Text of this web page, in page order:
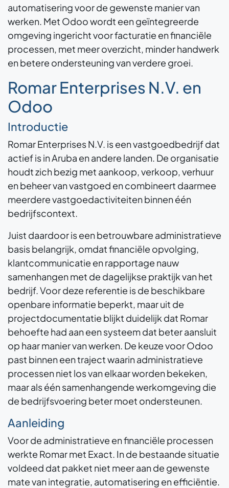
automatisering voor de gewenste manier van
werken. Met Odoo wordt een geïntegreerde
omgeving ingericht voor facturatie en financiële
processen, met meer overzicht, minder handwerk
en betere ondersteuning van verdere groei.
Romar Enterprises N.V. en
Odoo
Introductie
Romar Enterprises N.V. is een vastgoedbedrijf dat
actief is in Aruba en andere landen. De organisatie
houdt zich bezig met aankoop, verkoop, verhuur
en beheer van vastgoed en combineert daarmee
meerdere vastgoedactiviteiten binnen één
bedrijfscontext.
Juist daardoor is een betrouwbare administratieve
basis belangrijk, omdat financiële opvolging,
klantcommunicatie en rapportage nauw
samenhangen met de dagelijkse praktijk van het
bedrijf. Voor deze referentie is de beschikbare
openbare informatie beperkt, maar uit de
projectdocumentatie blijkt duidelijk dat Romar
behoefte had aan een systeem dat beter aansluit
op haar manier van werken. De keuze voor Odoo
past binnen een traject waarin administratieve
processen niet los van elkaar worden bekeken,
maar als één samenhangende werkomgeving die
de bedrijfsvoering beter moet ondersteunen.
Aanleiding
Voor de administratieve en financiële processen
werkte Romar met Exact. In de bestaande situatie
voldeed dat pakket niet meer aan de gewenste
mate van integratie, automatisering en efficiëntie.